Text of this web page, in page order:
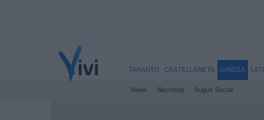
TARANTO CASTELLANETA GINOSA
News Necrologi Auguri Social